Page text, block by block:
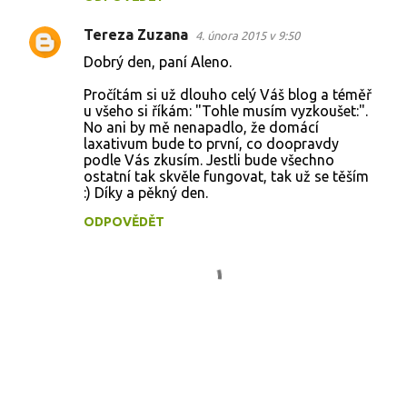
t
Tereza Zuzana 4. února 2015 v 9:50
Dobrý den, paní Aleno.
Pročítám si už dlouho celý Váš blog a téměř
u všeho si říkám: "Tohle musím vyzkoušet:".
No ani by mě nenapadlo, že domácí
laxativum bude to první, co doopravdy
podle Vás zkusím. Jestli bude všechno
ostatní tak skvěle fungovat, tak už se těším
:) Díky a pěkný den.
ODPOVĚDĚT